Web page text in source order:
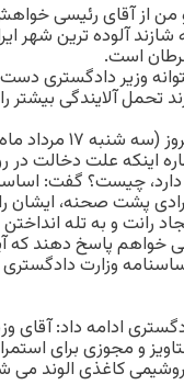
از آقای رئیسی
آلوده ترین شهر
است.
وزیر دادگستری
آلایندگی بیشتر را
به گزارش ایلنا، محمود
اینکه علت دخالت در
با اصل ۱۶۰ قانون اساسی دارد،
پشت صحنه، ایشان را
رانت و به تله
خواهم پاسخ دهند که
وزارت دادگستری
ادامه داد: آقای
و مجوزی برای
کاغذی الوند می